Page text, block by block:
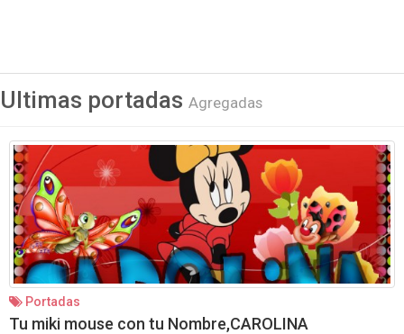
Ultimas portadas Agregadas
Portadas
Tu miki mouse con tu Nombre,CAROLINA